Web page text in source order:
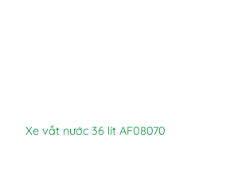
Xe vắt nước 36 lít AF08070